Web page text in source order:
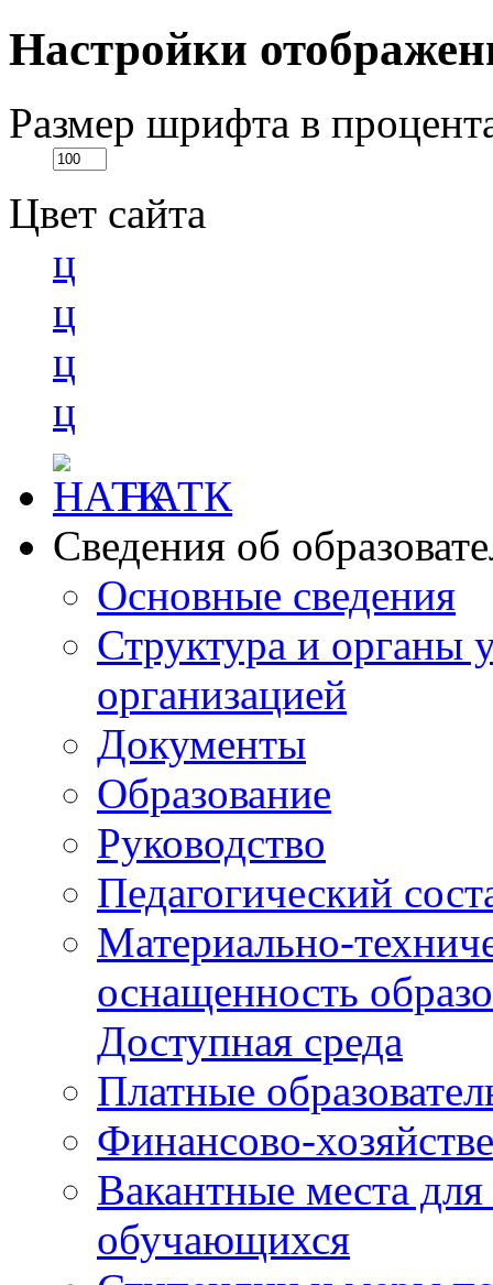
Настройки
Размер шрифта в
Цвет сайта
ц
ц
ц
ц
НАТК
Сведения об
Основные сведения
Структура и органы
организацией
Документы
Образование
Руководство
Педагогический
Материально-
оснащенность
Доступная среда
Платные
Финансово-
Вакантные места
обучающихся